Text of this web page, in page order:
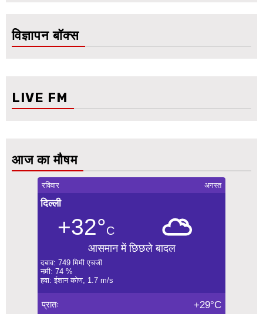
विज्ञापन बॉक्स
LIVE FM
आज का मौषम
रविवार अगस्त
दिल्ली
+32°C
आसमान में छिछले बादल
दबाव: 749 मिमी एचजी
नमी: 74 %
हवा: ईशान कोण, 1.7 m/s
प्रातः +29°C